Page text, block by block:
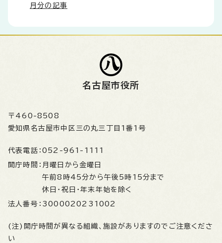
月分の記事
名古屋市役所
〒460-8508
愛知県名古屋市中区三の丸三丁目1番1号
代表電話： 052-961-1111
開庁時間： 月曜日から金曜日
午前8時45分から午後5時15分まで
休日・祝日・年末年始を除く
法人番号： 3000020231002
(注)開庁時間が異なる組織、施設がありますのでご注意くださ
い